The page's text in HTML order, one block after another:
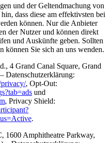
und der Geltendmachung von
dass diese am effektivsten bei
können. Nur die Anbieter
der Nutzer und können direkt
und Auskünfte geben. Sollten
können Sie sich an uns wenden.
4 Grand Canal Square, Grand
Datenschutzerklärung:
, Opt-Out:
und
, Privacy Shield:
.
1600 Amphitheatre Parkway,